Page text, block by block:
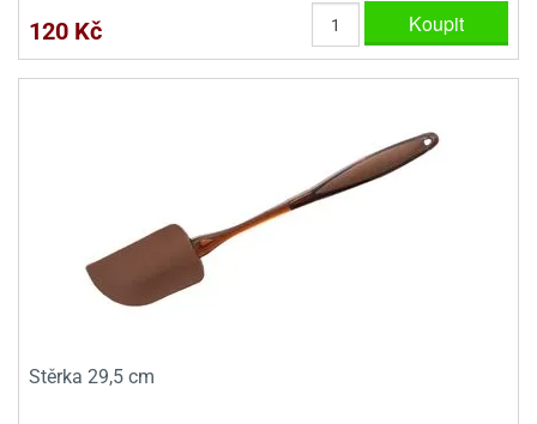
120 Kč Koupit
Stěrka 29,5 cm